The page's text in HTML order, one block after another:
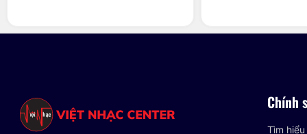
Chính
Tìm